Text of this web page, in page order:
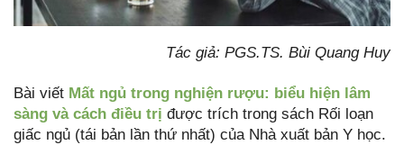
Tác giả: PGS.TS. Bùi Quang Huy
Bài viết Mất ngủ trong nghiện rượu: biểu hiện lâm
sàng và cách điều trị được trích trong sách Rối loạn
giấc ngủ (tái bản lần thứ nhất) của Nhà xuất bản Y học.